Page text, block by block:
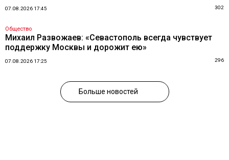
07.08.2026 17:45 302
Общество
Михаил Развожаев: «Севастополь всегда чувствует
поддержку Москвы и дорожит ею»
07.08.2026 17:25 296
Больше новостей